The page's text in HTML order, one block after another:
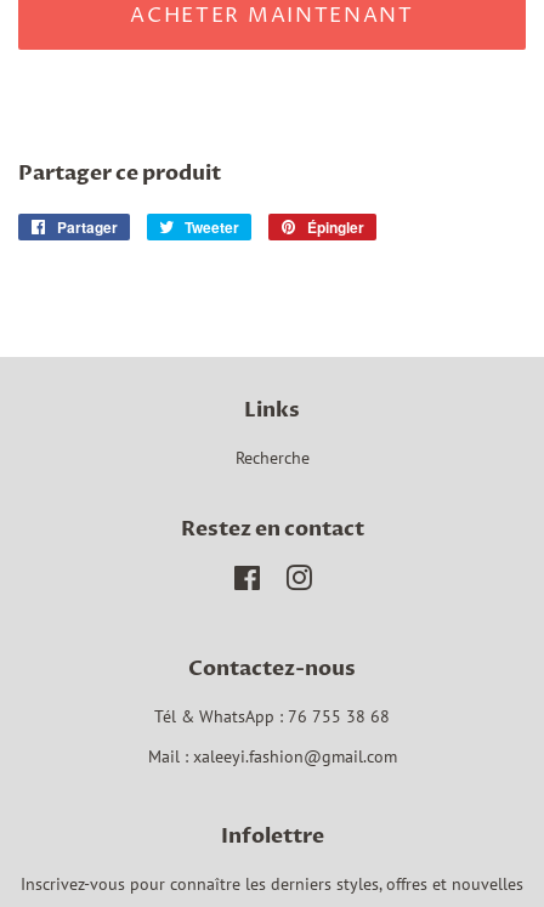
ACHETER MAINTENANT
Partager ce produit
Partager
PartagerTweeter
Tweeter
Épingler
Links
Recherche
Restez en contact
FacebookInstagram
Contactez-nous
Tél & WhatsApp : 76 755 38 68
Mail : xaleeyi.fashion@gmail.com
Infolettre
Inscrivez-vous pour connaître les derniers styles, offres et nouvelles